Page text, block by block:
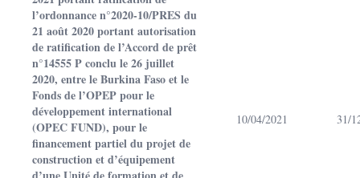
l’ordonnance n°2020-10/PRES du
21 août 2020 portant autorisation
de ratification de l’Accord de prêt
n°14555 P conclu le 26 juillet
2020, entre le Burkina Faso et le
Fonds de l’OPEP pour le
développement international
(OPEC FUND), pour le
financement partiel du projet de
construction et d’équipement
10/04/2021 31/